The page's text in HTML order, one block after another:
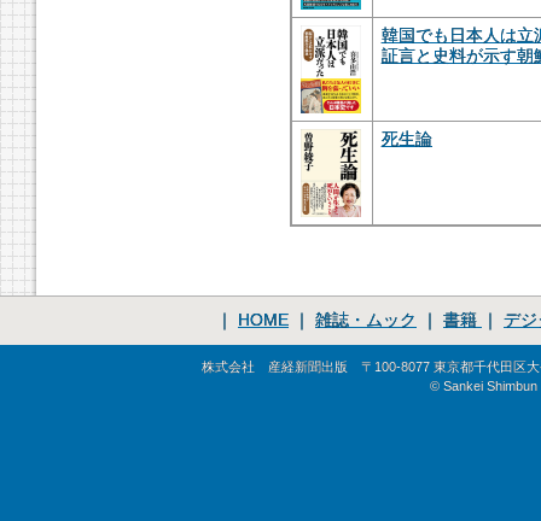
韓国でも日本人は立
証言と史料が示す朝
死生論
HOME 雑誌・ムック 書籍 デ
株式会社 産経新聞出版 〒100-8077 東京都千代田区
© Sankei Shimbun